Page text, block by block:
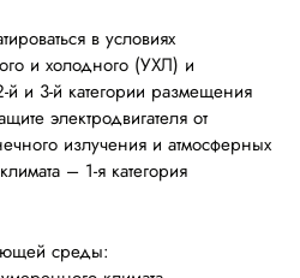
в условиях
и холодного (УХЛ) и
й и 3-й категории размещения
электродвигателя от
излучения и атмосферных
– 1-я категория
среды: